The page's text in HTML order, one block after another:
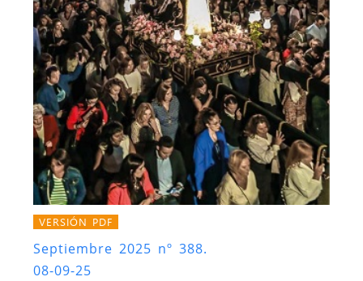
VERSIÓN PDF
Septiembre 2025 nº 388.
08-09-25